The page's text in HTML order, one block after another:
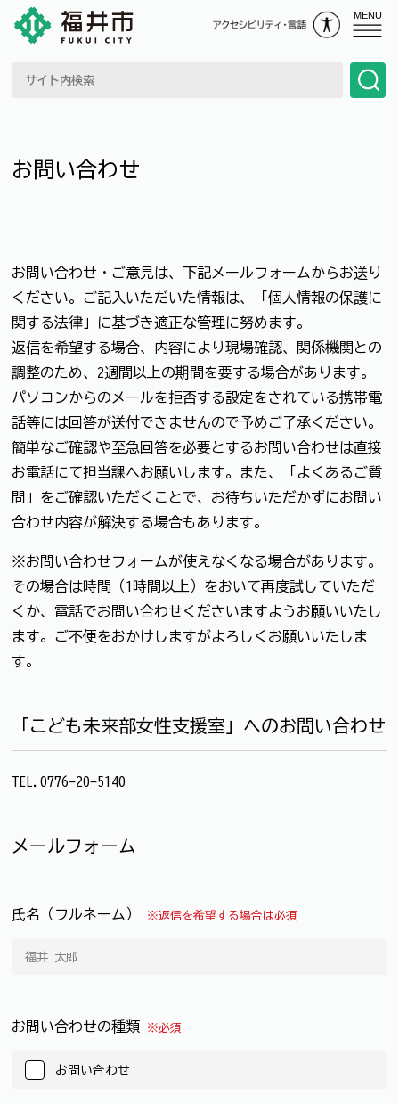
MENU
お問い合わせ
お問い合わせ・ご意見は、下記メールフォームからお送り
ください。ご記入いただいた情報は、「個人情報の保護に
関する法律」に基づき適正な管理に努めます。
返信を希望する場合、内容により現場確認、関係機関との
調整のため、2週間以上の期間を要する場合があります。
パソコンからのメールを拒否する設定をされている携帯電
話等には回答が送付できませんので予めご了承ください。
簡単なご確認や至急回答を必要とするお問い合わせは直接
お電話にて担当課へお願いします。また、「よくあるご質
問」をご確認いただくことで、お待ちいただかずにお問い
合わせ内容が解決する場合もあります。
※お問い合わせフォームが使えなくなる場合があります。
その場合は時間（1時間以上）をおいて再度試していただ
くか、電話でお問い合わせくださいますようお願いいたし
ます。ご不便をおかけしますがよろしくお願いいたしま
す。
「こども未来部女性支援室」へのお問い合わせ
TEL.0776-20-5140
メールフォーム
氏名（フルネーム） ※返信を希望する場合は必須
お問い合わせの種類 ※必須
お問い合わせ